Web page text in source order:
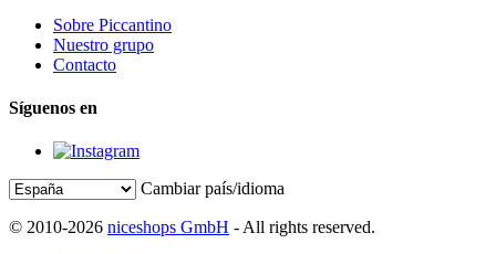
Sobre Piccantino
Nuestro grupo
Contacto
Síguenos en
Cambiar país/idioma
© 2010-2026 niceshops GmbH - All rights reserved.